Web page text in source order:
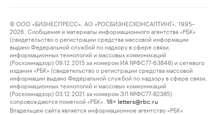
© ООО «БИЗНЕСПРЕСС», АО «РОСБИЗНЕСКОНСАЛТИНГ», 1995–
2026. Сообщения и материалы информационного агентства «РБК»
(свидетельство о регистрации средства массовой информации
выдано Федеральной службой по надзору в сфере связи,
информационных технологий и массовых коммуникаций
(Роскомнадзор) 09.12.2015 за номером ИА №ФС77-63848) и сетевого
издания «РБК» (свидетельство о регистрации средства массовой
информации выдано Федеральной службой по надзору в сфере связи,
информационных технологий и массовых коммуникаций
(Роскомнадзор) 03.12.2021 за номером ЭЛ №ФС77-82385)
сопровождаются пометкой «РБК».
18+ letters@rbc.ru
Владельцем сайта является информационное агентство «РБК».